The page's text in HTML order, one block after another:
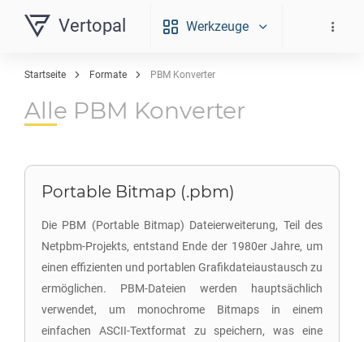
Vertopal Werkzeuge
Startseite Formate PBM Konverter
Alle PBM Konverter
Portable Bitmap (.pbm)
Die PBM (Portable Bitmap) Dateierweiterung, Teil des
Netpbm-Projekts, entstand Ende der 1980er Jahre, um
einen effizienten und portablen Grafikdateiaustausch zu
ermöglichen. PBM-Dateien werden hauptsächlich
verwendet, um monochrome Bitmaps in einem
einfachen ASCII-Textformat zu speichern, was eine